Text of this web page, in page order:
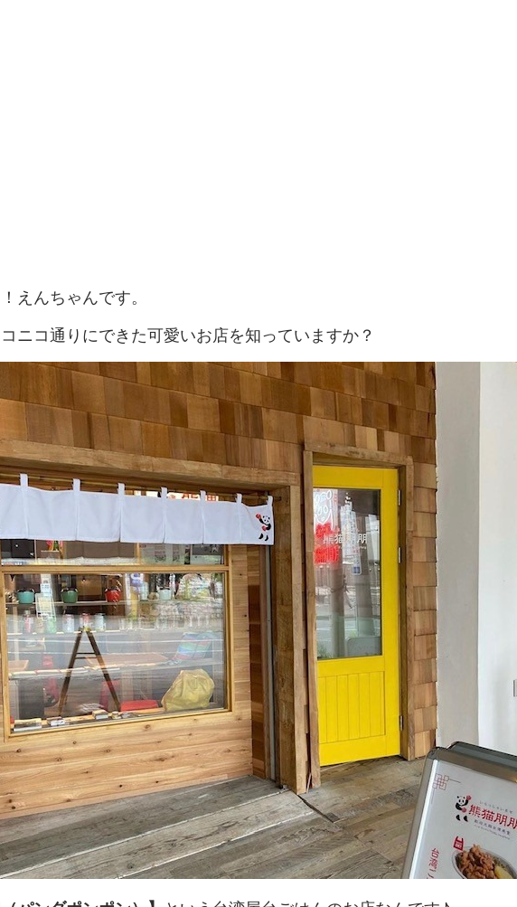
えんちゃんです。
ニコ通りにできた可愛いお店を知っていますか？